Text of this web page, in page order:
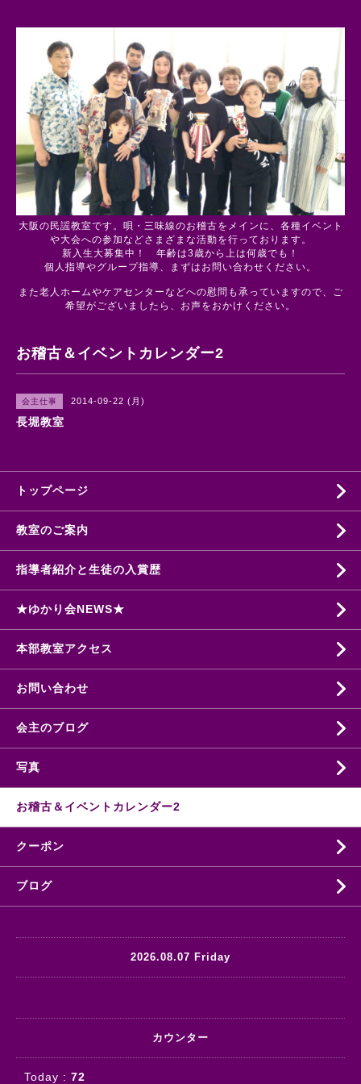
大阪の民謡教室です。唄・三味線のお稽古をメインに、各種イベント
や大会への参加などさまざまな活動を行っております。
新入生大募集中！ 年齢は3歳から上は何歳でも！
個人指導やグループ指導、まずはお問い合わせください。
また老人ホームやケアセンターなどへの慰問も承っていますので、ご
希望がございましたら、お声をおかけください。
お稽古＆イベントカレンダー2
会主仕事 2014-09-22 (月)
長堀教室
トップページ
教室のご案内
指導者紹介と生徒の入賞歴
★ゆかり会NEWS★
本部教室アクセス
お問い合わせ
会主のブログ
写真
お稽古＆イベントカレンダー2
クーポン
ブログ
2026.08.07 Friday
カウンター
Today : 72